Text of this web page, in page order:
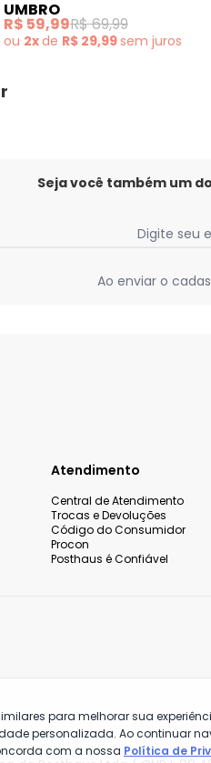
UMBRO
R$ 59,99R$ 69,99
ou 2xde R$ 29,99sem juros
Seja você também um
Digite seu
Ao enviar o
Atendimento
Central de Atendimento
Trocas e Devoluções
Código do Consumidor
Procon
Posthaus é Confiável
para melhorar sua
personalizada. Ao continuar
com a nossa Política de